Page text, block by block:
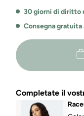
Thea
Thea
30 giorni di diritto
Consegna gratuita
Completate il